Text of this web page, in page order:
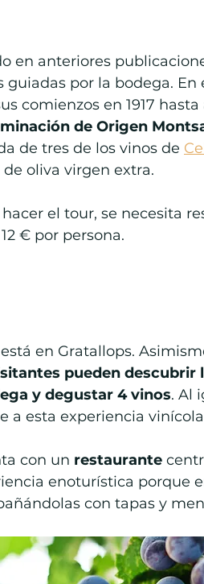
en anteriores
guiadas por la bodega. En
comienzos en 1917
de Origen
de tres de los vinos de
oliva virgen extra.
el tour, se necesita
€ por persona.
está en Gratallops.
pueden descubrir
y degustar 4 vinos. Al
a esta experiencia
con un restaurante
enoturística porque
con tapas y